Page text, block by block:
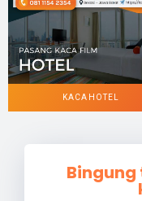
KACA HOTEL